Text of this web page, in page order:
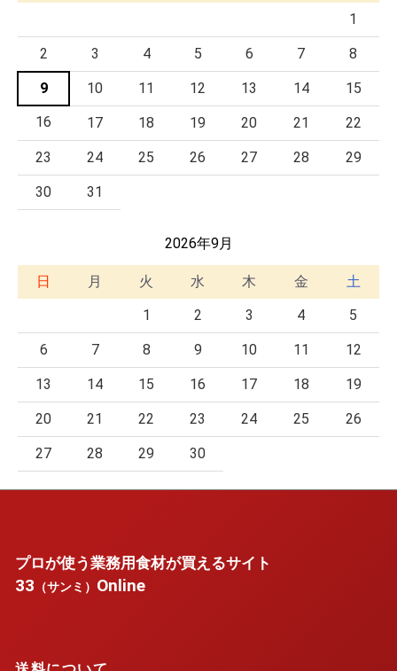
1
2 3 4 5 6 7 8
9 10 11 12 13 14
15
16
17 18 19 20 21 22
23 24 25 26 27 28 29
30 31
2026年9月
日 月 火 水 木 金
土
1
2 3 4 5
6 7 8 9 10 11 12
13 14 15 16 17 18 19
20 21 22 23 24 25 26
27 28 29 30
プロが使う業務用食材が買えるサイト
33 （サンミ） Online